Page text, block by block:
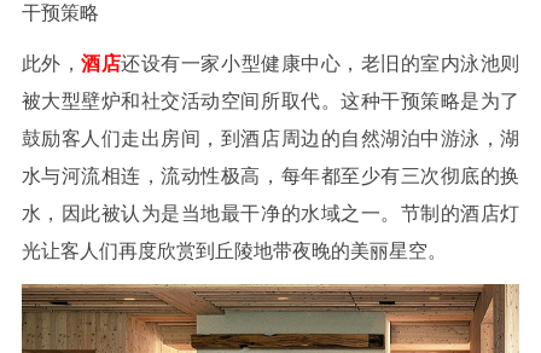
干预策略
此外，酒店还设有一家小型健康中心，老旧的室内泳池则
被大型壁炉和社交活动空间所取代。这种干预策略是为了
鼓励客人们走出房间，到酒店周边的自然湖泊中游泳，湖
水与河流相连，流动性极高，每年都至少有三次彻底的换
水，因此被认为是当地最干净的水域之一。节制的酒店灯
光让客人们再度欣赏到丘陵地带夜晚的美丽星空。